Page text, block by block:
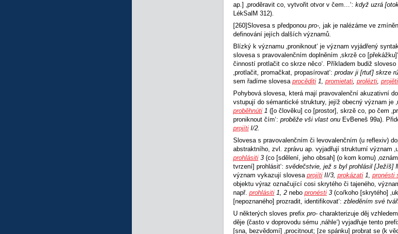
ap.] ‚proděravit co, vytvořit otvor v čem…‘: když uzrá
LékSalM 312).
[260]Slovesa s předponou pro-, jak je nalézáme ve
definování jejích dalších významů.
Blízký k významu ‚proniknout‘ je význam vyjádřený
slovesa s pravovalenčním doplněním ‚skrzě co
činností protlačit co skrze něco‘. Příkladem budiž sloveso
‚protlačit, promačkat, propasírovat‘: prodav ji [rtuť] skrze
sem řadíme slovesa procěditi 1, promietati, prolézti, projěti
Pohybová slovesa, která mají pravovalenční akuzativní
vstupují do sémantické struktury, jejíž obecný význam je
proběhnúti 1 ([o člověku] co [prostor], skrzě co, po čem
proniknout čím‘: proběže vši vlast onu EvBeneš 99a).
projíti I/2.
Slovesa s pravovalenčním či levovalenčním (u reflexiv)
abstraktního, zvl. zprávu ap. vyjadřují strukturní význam
prohlásiti 3 (co [sdělení, jeho obsah] (o kom komu)
tvrzení] prohlásit‘: svědečstvie, jež s byl prohlásil [Ježíš]
význam vykazují slovesa projíti II/3, prokázati 1, pronésti
objektu výraz označující cosi skrytého či tajeného,
např. prohlásiti 1, 2 nebo pronésti 3 (co/koho [skrytého]
[nepoznaného] prozradit, identifikovat‘: zbleděním své
U některých sloves prefix pro- charakterizuje děj
děje (často v doprovodu sému ‚náhle‘) vyjadřuje tento
[sna, bezvědomí] ‚procitnout; [ze spánku] probrat se (k